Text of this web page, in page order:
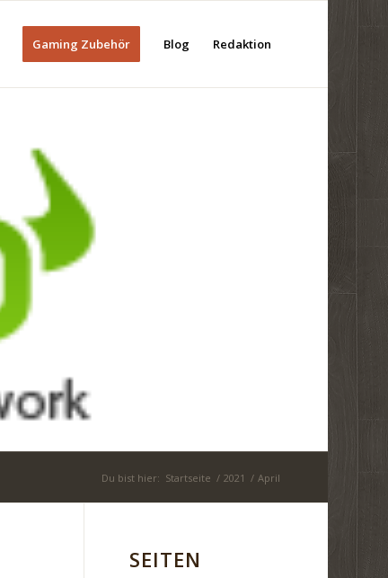
Gaming Zubehör Blog Redaktion
Du bist hier: Startseite / 2021 / April
SEITEN